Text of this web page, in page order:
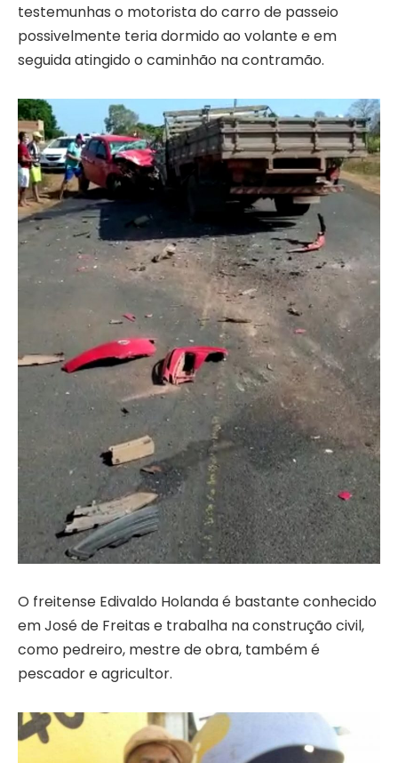
testemunhas o motorista do carro de passeio
possivelmente teria dormido ao volante e em
seguida atingido o caminhão na contramão.
O freitense Edivaldo Holanda é bastante conhecido
em José de Freitas e trabalha na construção civil,
como pedreiro, mestre de obra, também é
pescador e agricultor.